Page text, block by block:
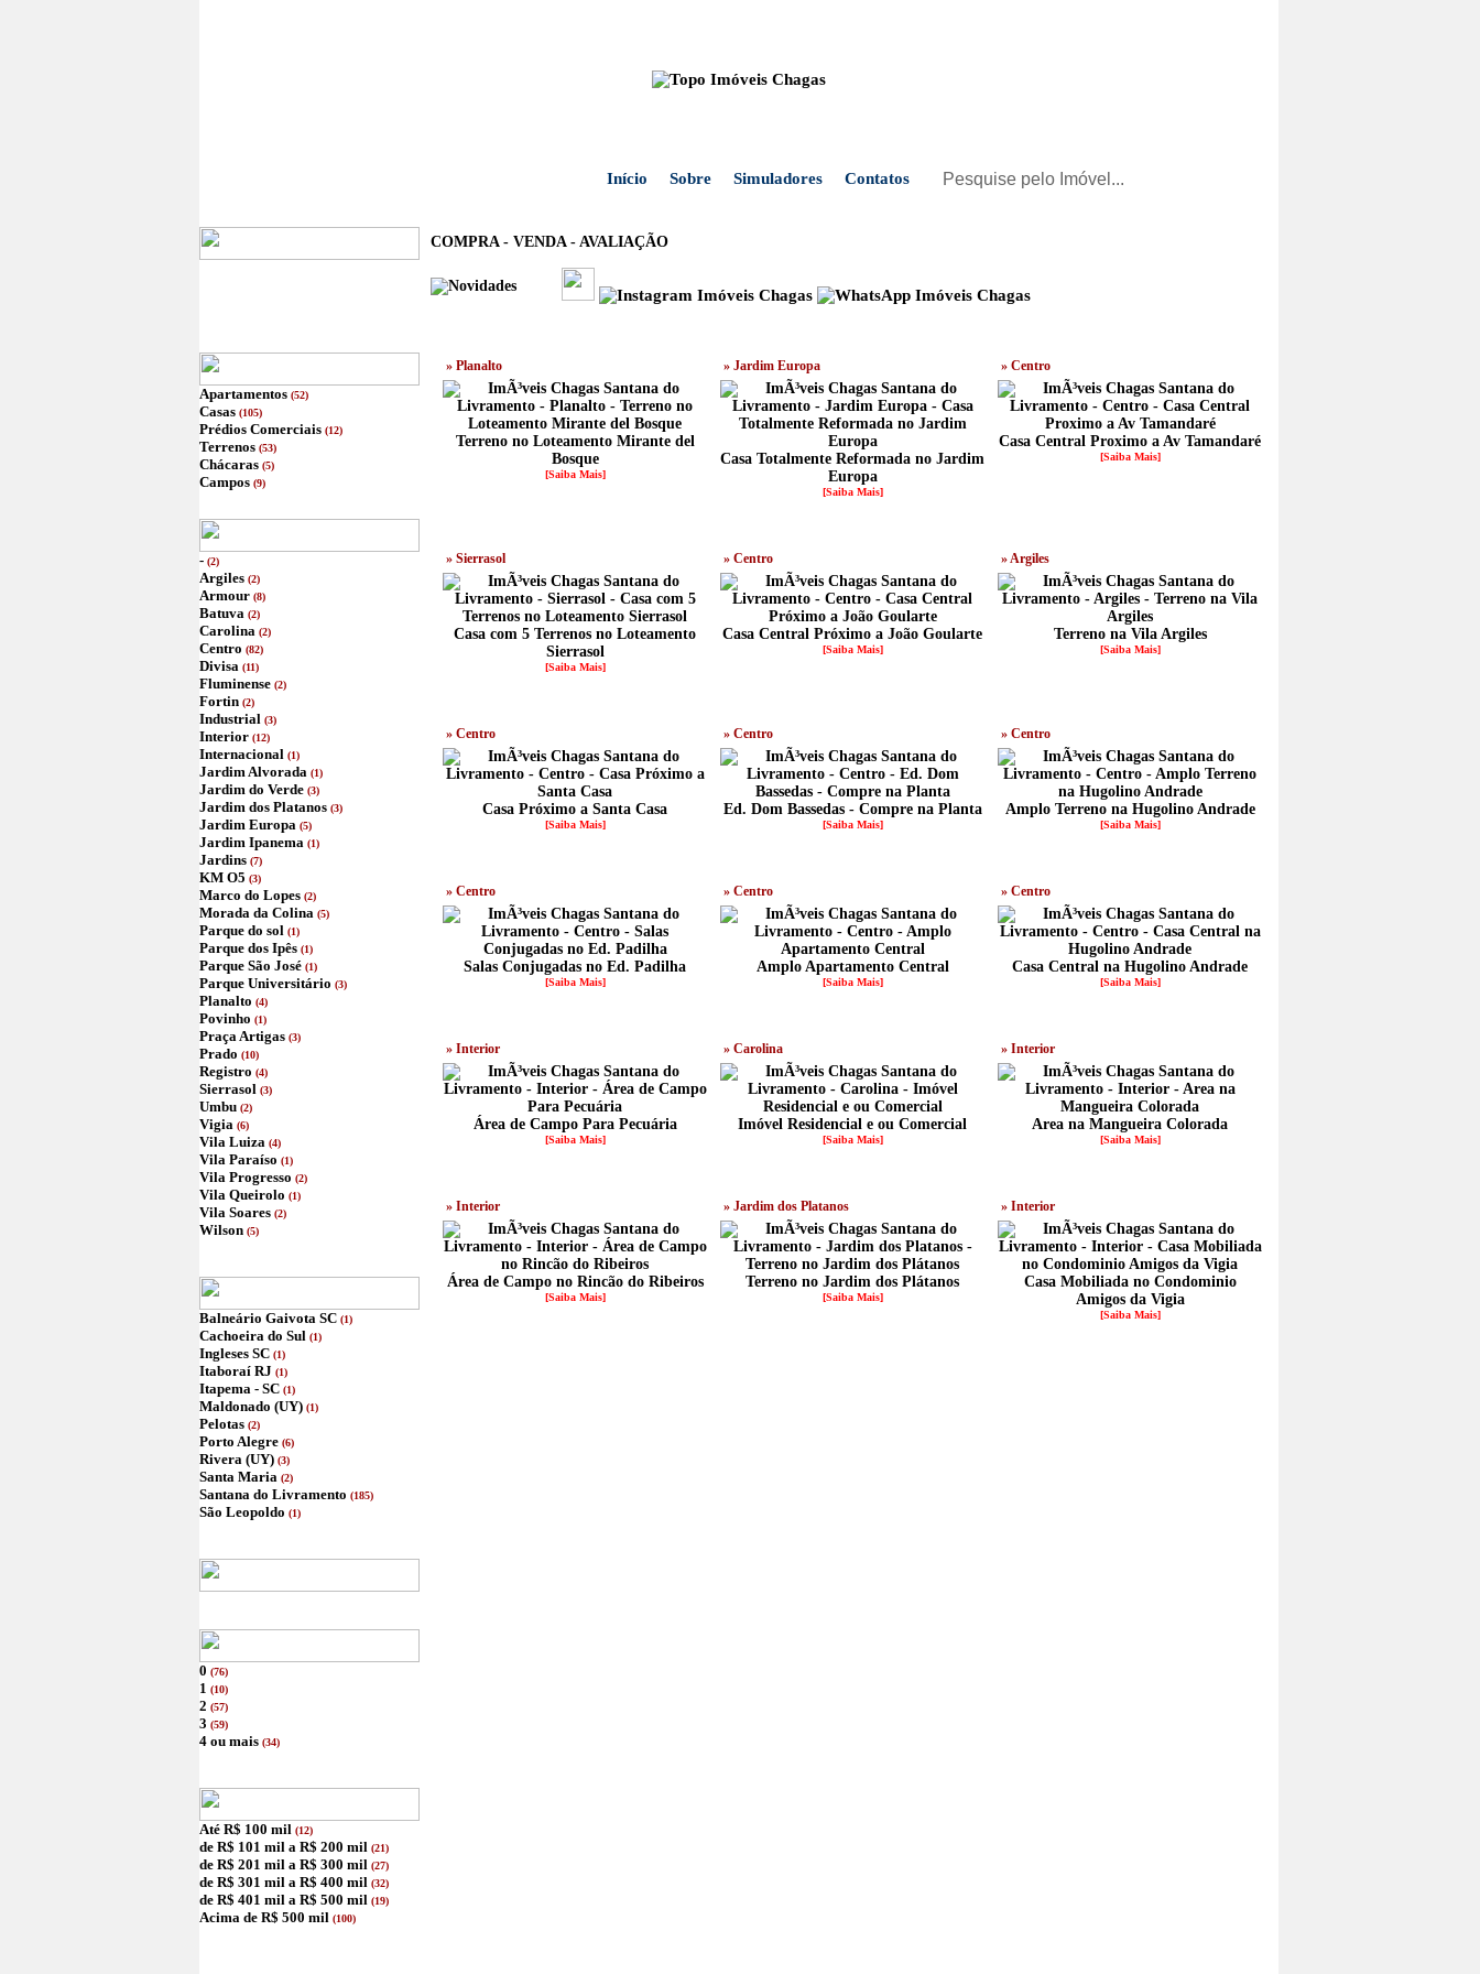
Início Sobre Simuladores Contatos
Apartamentos (52)
Casas (105)
Prédios Comerciais (12)
Terrenos (53)
Chácaras (5)
Campos (9)
- (2)
Argiles (2)
Armour (8)
Batuva (2)
Carolina (2)
Centro (82)
Divisa (11)
Fluminense (2)
Fortin (2)
Industrial (3)
Interior (12)
Internacional (1)
Jardim Alvorada (1)
Jardim do Verde (3)
Jardim dos Platanos (3)
Jardim Europa (5)
Jardim Ipanema (1)
Jardins (7)
KM O5 (3)
Marco do Lopes (2)
Morada da Colina (5)
Parque do sol (1)
Parque dos Ipês (1)
Parque São José (1)
Parque Universitário (3)
Planalto (4)
Povinho (1)
Praça Artigas (3)
Prado (10)
Registro (4)
Sierrasol (3)
Umbu (2)
Vigia (6)
Vila Luiza (4)
Vila Paraíso (1)
Vila Progresso (2)
Vila Queirolo (1)
Vila Soares (2)
Wilson (5)
Balneário Gaivota SC (1)
Cachoeira do Sul (1)
Ingleses SC (1)
Itaboraí RJ (1)
Itapema - SC (1)
Maldonado (UY) (1)
Pelotas (2)
Porto Alegre (6)
Rivera (UY) (3)
Santa Maria (2)
Santana do Livramento (185)
São Leopoldo (1)
0 (76)
1 (10)
2 (57)
3 (59)
4 ou mais (34)
Até R$ 100 mil (12)
de R$ 101 mil a R$ 200 mil (21)
de R$ 201 mil a R$ 300 mil (27)
de R$ 301 mil a R$ 400 mil (32)
de R$ 401 mil a R$ 500 mil (19)
Acima de R$ 500 mil (100)
COMPRA - VENDA - AVALIAÇÃO
» Planalto
Terreno no Loteamento Mirante del
Bosque
[Saiba Mais]
» Jardim Europa
Casa Totalmente Reformada no Jardim
Europa
[Saiba Mais]
» Centro
Casa Central Proximo a Av Tamandaré
[Saiba Mais]
» Sierrasol
Casa com 5 Terrenos no Loteamento
Sierrasol
[Saiba Mais]
» Centro
Casa Central Próximo a João Goularte
[Saiba Mais]
» Argiles
Terreno na Vila Argiles
[Saiba Mais]
» Centro
Casa Próximo a Santa Casa
[Saiba Mais]
» Centro
Ed. Dom Bassedas - Compre na Planta
[Saiba Mais]
» Centro
Amplo Terreno na Hugolino Andrade
[Saiba Mais]
» Centro
Salas Conjugadas no Ed. Padilha
[Saiba Mais]
» Centro
Amplo Apartamento Central
[Saiba Mais]
» Centro
Casa Central na Hugolino Andrade
[Saiba Mais]
» Interior
Área de Campo Para Pecuária
[Saiba Mais]
» Carolina
Imóvel Residencial e ou Comercial
[Saiba Mais]
» Interior
Area na Mangueira Colorada
[Saiba Mais]
» Interior
Área de Campo no Rincão do Ribeiros
[Saiba Mais]
» Jardim dos Platanos
Terreno no Jardim dos Plátanos
[Saiba Mais]
» Interior
Casa Mobiliada no Condominio
Amigos da Vigia
[Saiba Mais]